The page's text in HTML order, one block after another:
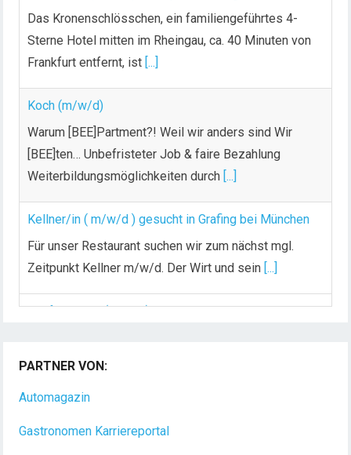
Das Kronenschlösschen, ein familiengeführtes 4-
Sterne Hotel mitten im Rheingau, ca. 40 Minuten von
Frankfurt entfernt, ist [...]
Koch (m/w/d)
Warum [BEE]Partment?! Weil wir anders sind Wir
[BEE]ten… Unbefristeter Job & faire Bezahlung
Weiterbildungsmöglichkeiten durch [...]
Kellner/in ( m/w/d ) gesucht in Grafing bei München
Für unser Restaurant suchen wir zum nächst mgl.
Zeitpunkt Kellner m/w/d. Der Wirt und sein [...]
Chef de Rang (m/w/d) gesucht – Hotel 47° in
liebst[...]